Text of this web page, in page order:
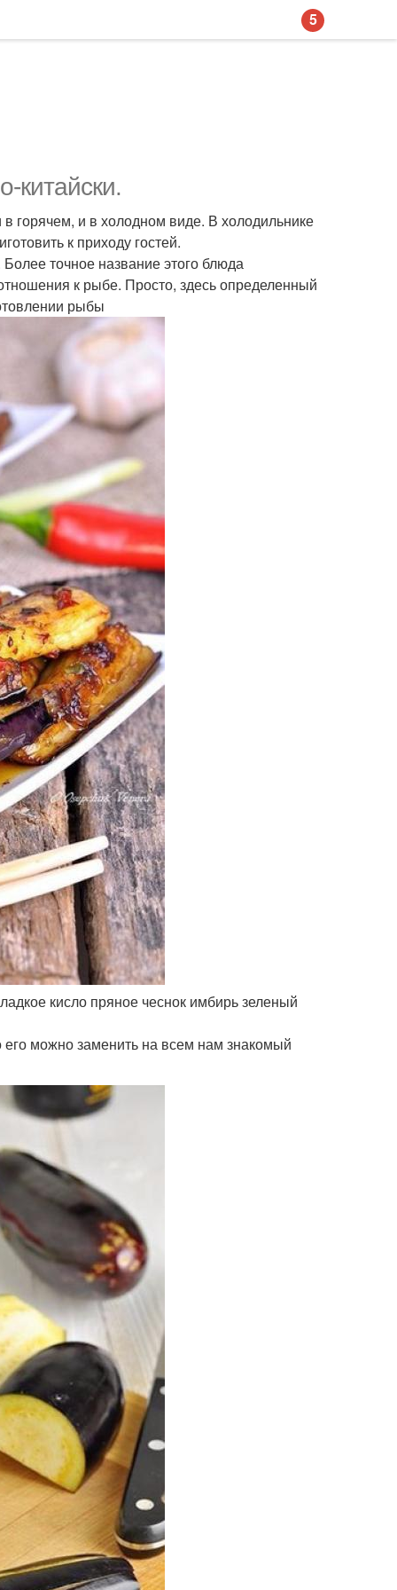
китайски.
горячем, и в холодном виде. В холодильнике
к приходу гостей.
точное название этого блюда
к рыбе. Просто, здесь определенный
рыбы
кисло пряное чеснок имбирь зеленый
его можно заменить на всем нам знакомый
5